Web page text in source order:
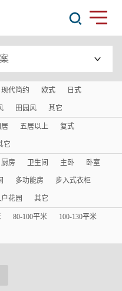
现代简约 欧式 日式
田园风 其它
居 五居以上 复式
它
厨房 卫生间 主卧 卧室
多功能房 步入式衣柜
户花园 其它
80-100平米 100-130平米